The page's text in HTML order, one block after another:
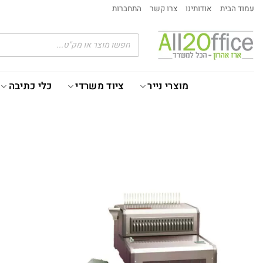
Skip
content
עמוד הבית אודותינו צרו קשר התחברות
Products
search
מוצרי נייר ציוד משרדי כלי כתיבה